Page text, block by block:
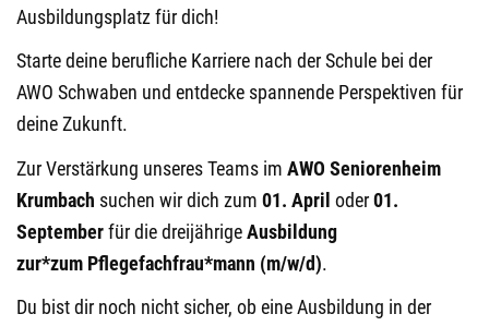
Ausbildungsplatz für dich!
Starte deine berufliche Karriere nach der Schule bei der
AWO Schwaben und entdecke spannende Perspektiven für
deine Zukunft.
Zur Verstärkung unseres Teams im AWO Seniorenheim
Krumbach suchen wir dich zum 01. April oder01.
Septemberfür die dreijährigeAusbildung
zur*zum Pflegefachfrau*mann (m/w/d).
Du bist dir noch nicht sicher, ob eine Ausbildung in der